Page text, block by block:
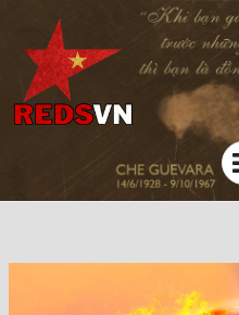
Kênh chia sẻ tri thức cộng đồng